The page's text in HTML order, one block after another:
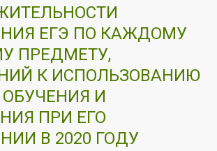
ЕГЭ ПО КАЖДОМУ
ПРЕДМЕТУ,
К ИСПОЛЬЗОВАНИЮ
И
ПРИ ЕГО
В 2020 ГОДУ